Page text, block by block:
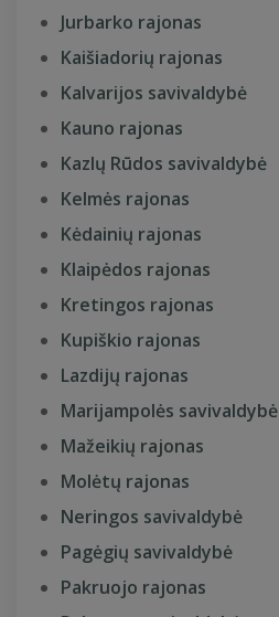
Jurbarko rajonas
Kaišiadorių rajonas
Kalvarijos savivaldybė
Kauno rajonas
Kazlų Rūdos savivaldybė
Kelmės rajonas
Kėdainių rajonas
Klaipėdos rajonas
Kretingos rajonas
Kupiškio rajonas
Lazdijų rajonas
Marijampolės savivaldybė
Mažeikių rajonas
Molėtų rajonas
Neringos savivaldybė
Pagėgių savivaldybė
Pakruojo rajonas